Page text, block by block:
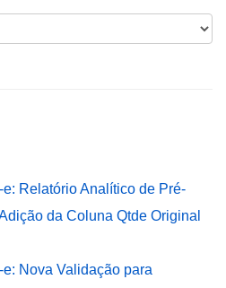
Relatório Analítico de Pré-
da Coluna Qtde Original
Nova Validação para